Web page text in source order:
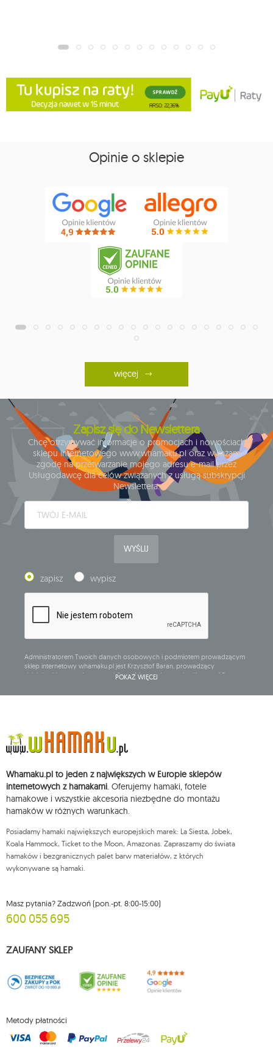
Opinie o sklepie
więcej
Zapisz się do Newslettera
Chcę otrzymywać informacje o promocjach i nowościach
sklepu internetowego www.whamaku.pl oraz wyrażam
zgodę na przetwarzanie mojego adresu e-mail przez
Usługodawcę dla celów związanych z usługą subskrypcji
Newslettera.
WYŚLIJ
zapisz wypisz
Administratorem Twoich danych osobowych i podmiotem prowadzącym
sklep internetowy whamaku.pl jest Krzysztof Baran, prowadzący
działalność gospodarczą pod firmą: Mouton Interactive Krzysztof Baran
Dane będą przetwarzane w celu wysyłki newslettera i przechowywane do
chwili rezygnacji z subskrypcji.
Przysługuje Ci prawo do żądania dostępu do swoich danych osobowych,
sprzeciwu wobec przetwarzania swoich danych oraz prawo do
wniesienia skargi do organu nadzorczego oraz cofnięcia zgody w
dowolnym momencie bez wpływu na zgodność z prawem przetwarzania,
którego dokonano na podstawie zgody przed jej cofnięciem. W tym celu
możesz kontaktować się z działem obsługi klienta Mouton Interactive pod
Więcej informacji: www.mouton.pl/ODO
POKAŻ WIĘCEJ
Whamaku.pl to jeden z największych w Europie sklepów
internetowych z hamakami. Oferujemy hamaki, fotele
hamakowe i wszystkie akcesoria niezbędne do montażu
hamaków w różnych warunkach.
Posiadamy hamaki największych europejskich marek: La Siesta, Jobek,
Koala Hammock, Ticket to the Moon, Amazonas. Zapraszamy do świata
hamaków i bezgranicznych palet barw materiałów, z których
wykonywane są hamaki.
Masz pytania? Zadzwoń (pon.-pt. 8:00-15:00)
600 055 695
ZAUFANY SKLEP
Metody płatności